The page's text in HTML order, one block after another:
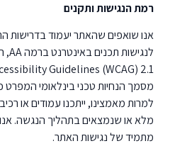
רמת הנגישות ותקנים
מסמך הנחיות טכני בינלאומי המפרט
למרות מאמצינו, ייתכנו עמודים או
מלא או שנמצאים בתהליך הנגשה.
מתמיד של נגישות האתר.